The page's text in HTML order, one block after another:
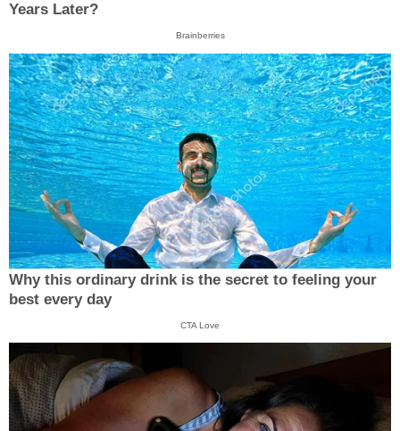
Years Later?
Brainberries
Why this ordinary drink is the secret to feeling your
best every day
CTA Love